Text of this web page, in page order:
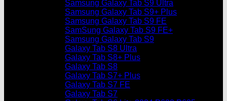
Samsung Galaxy Tab S9 Ultra
Samsung Galaxy Tab S9+ Plus
Samsung Galaxy Tab S9 FE
SamSung Galaxy Tab S9 FE+
Samsung Galaxy Tab S9
Galaxy Tab S8 Ultra
Galaxy Tab S8+ Plus
Galaxy Tab S8
Galaxy Tab S7+ Plus
Galaxy Tab S7 FE
Galaxy Tab S7